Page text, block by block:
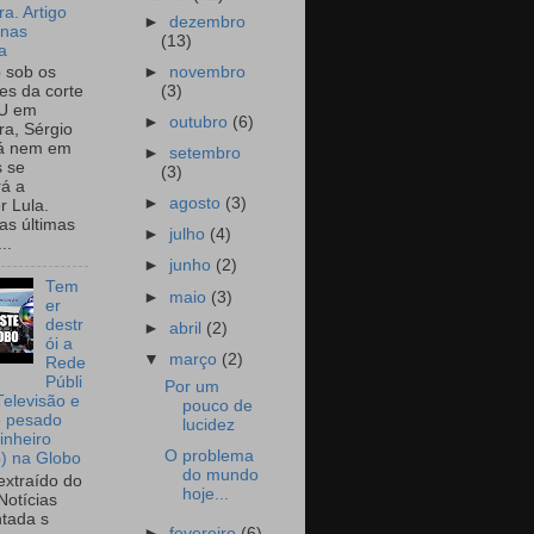
Artigo
sob os
da corte
em
Sérgio
nem em
se
a
Lula.
últimas
Tem
er
destr
ói a
Rede
Públi
e
pesado
na Globo
do
s
►dezembro
(13)
► novembro
(3)
►outubro (6)
►setembro
(3)
►agosto (3)
► julho (4)
► junho (2)
► maio (3)
►abril (2)
▼ março (2)
Por um
pouco de
lucidez
O problema
do mundo
hoje...